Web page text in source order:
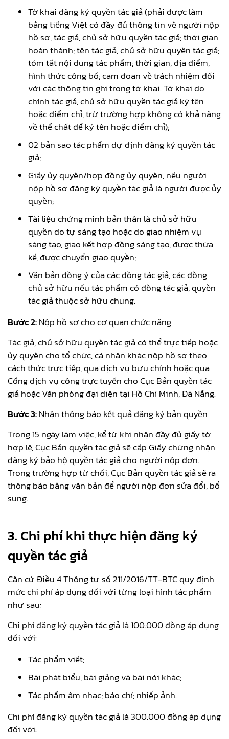
Tờ khai đăng ký quyền tác giả (phải được làm
bằng tiếng Việt có đầy đủ thông tin về người nộp
hồ sơ, tác giả, chủ sở hữu quyền tác giả; thời gian
hoàn thành; tên tác giả, chủ sở hữu quyền tác giả;
tóm tắt nội dung tác phẩm; thời gian, địa điểm,
hình thức công bố; cam đoan về trách nhiệm đối
với các thông tin ghi trong tờ khai. Tờ khai do
chính tác giả, chủ sở hữu quyền tác giả ký tên
hoặc điểm chỉ, trừ trường hợp không có khả năng
về thể chất để ký tên hoặc điểm chỉ);
02 bản sao tác phẩm dự định đăng ký quyền tác
giả;
Giấy ủy quyền/hợp đồng ủy quyền, nếu người
nộp hồ sơ đăng ký quyền tác giả là người được ủy
quyền;
Tài liệu chứng minh bản thân là chủ sở hữu
quyền do tự sáng tạo hoặc do giao nhiệm vụ
sáng tạo, giao kết hợp đồng sáng tạo, được thừa
kế, được chuyển giao quyền;
Văn bản đồng ý của các đồng tác giả, các đồng
chủ sở hữu nếu tác phẩm có đồng tác giả, quyền
tác giả thuộc sở hữu chung.
Bước 2:Nộp hồ sơ cho cơ quan chức năng
Tác giả, chủ sở hữu quyền tác giả có thể trực tiếp hoặc
ủy quyền cho tổ chức, cá nhân khác nộp hồ sơ theo
cách thức trực tiếp, qua dịch vụ bưu chính hoặc qua
Cổng dịch vụ công trực tuyến cho Cục Bản quyền tác
giả hoặc Văn phòng đại diện tại Hồ Chí Minh, Đà Nẵng.
Bước 3:Nhận thông báo kết quả đăng ký bản quyền
Trong 15 ngày làm việc, kể từ khi nhận đầy đủ giấy tờ
hợp lệ, Cục Bản quyền tác giả sẽ cấp Giấy chứng nhận
đăng ký bảo hộ quyền tác giả cho người nộp đơn.
Trong trường hợp từ chối, Cục Bản quyền tác giả sẽ ra
thông báo bằng văn bản để người nộp đơn sửa đổi, bổ
sung.
3. Chi phí khi thực hiện đăng ký
quyền tác giả
Căn cứ Điều 4 Thông tư số 211/2016/TT-BTC quy định
mức chi phí áp dụng đối với từng loại hình tác phẩm
như sau:
Chi phí đăng ký quyền tác giả là 100.000 đồng áp dụng
đối với:
Tác phẩm viết;
Bài phát biểu, bài giảng và bài nói khác;
Tác phẩm âm nhạc; báo chí; nhiếp ảnh.
Chi phí đăng ký quyền tác giả là 300.000 đồng áp dụng
đối với: